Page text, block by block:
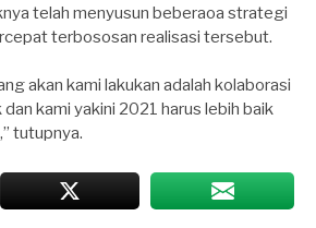
telah menyusun beberaoa strategi
terbososan realisasi tersebut.
akan kami lakukan adalah kolaborasi
kami yakini 2021 harus lebih baik
tutupnya.